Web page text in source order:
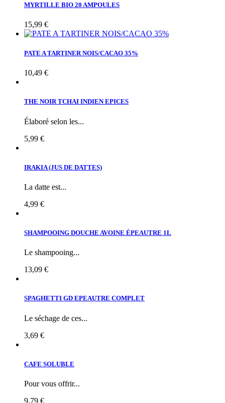
MYRTILLE BIO 20 AMPOULES
15,99 €
PATE A TARTINER NOIS/CACAO 35%
10,49 €
THE NOIR TCHAI INDIEN EPICES
Élaboré selon les...
5,99 €
IRAKIA (JUS DE DATTES)
La datte est...
4,99 €
SHAMPOOING DOUCHE AVOINE ÉPEAUTRE 1L
Le shampooing...
13,09 €
SPAGHETTI GD EPEAUTRE COMPLET
Le séchage de ces...
3,69 €
CAFE SOLUBLE
Pour vous offrir...
9,79 €